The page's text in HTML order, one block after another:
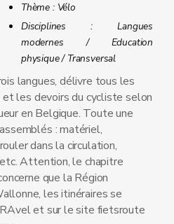
Thème : Vélo
Disciplines : Langues
modernes / Education
physique / Transversal
langues, délivre tous les
les devoirs du cycliste selon
en Belgique. Toute une
: matériel,
dans la circulation,
Attention, le chapitre
que la Région
les itinéraires se
et sur le site fietsroute